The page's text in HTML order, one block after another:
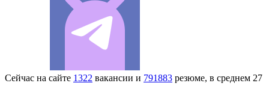
Сейчас на сайте 1322 вакансии и 791883 резюме, в среднем 27